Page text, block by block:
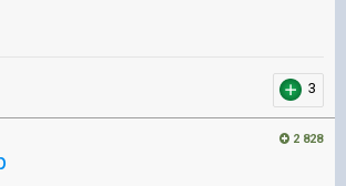
3
2 828